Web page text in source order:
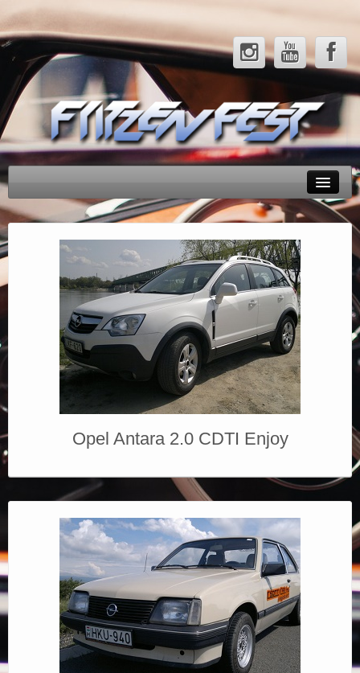
Rendezvényeink
Tesztek
Galéria
Partnerek
Elérhetőségek
Opel Antara 2.0 CDTI Enjoy